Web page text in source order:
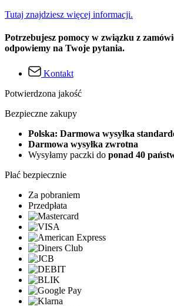
Tutaj znajdziesz więcej informacji.
Potrzebujesz pomocy w związku z
odpowiemy na Twoje pytania.
Kontakt
Potwierdzona jakość
Bezpieczne zakupy
Polska: Darmowa wysyłka
Darmowa wysyłka zwrotna
Wysyłamy paczki do ponad 40
Płać bezpiecznie
Za pobraniem
Przedpłata